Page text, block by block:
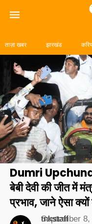
ताज़ा खबर झारखंड
Dumri
बेबी देवी की जीत में
प्रभाव, जाने ऐसा
tnkstaff
September 8,